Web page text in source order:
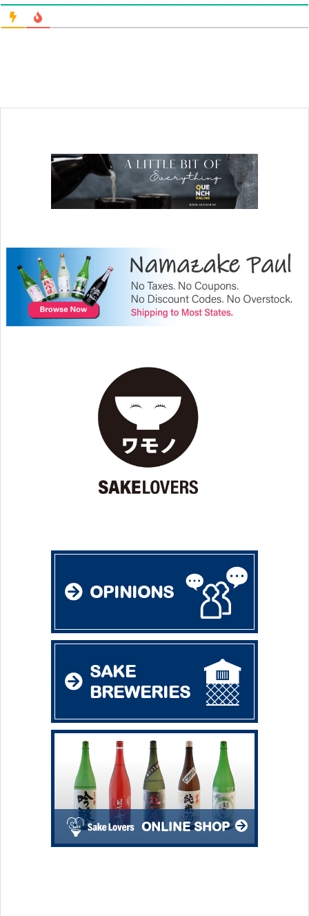
OPINIONS
SAKE
BREWERIES
ONLINE SHOP